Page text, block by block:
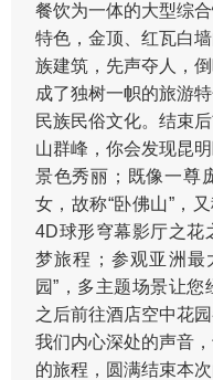
餐饮为一体的大型综
特色，金顶、红瓦白
族建筑，先声夺人，
成了独树一帜的旅游
民族民俗文化。结束
山群峰，你会发现昆
景色秀丽；既像一尊
女，故称“卧佛山”，
4D球形穹幕影厅之花
梦旅程；参观亚洲最
园”，多主题场景让您
之后前往酒店空中花
我们内心深处的声音
的旅程，圆满结束本次